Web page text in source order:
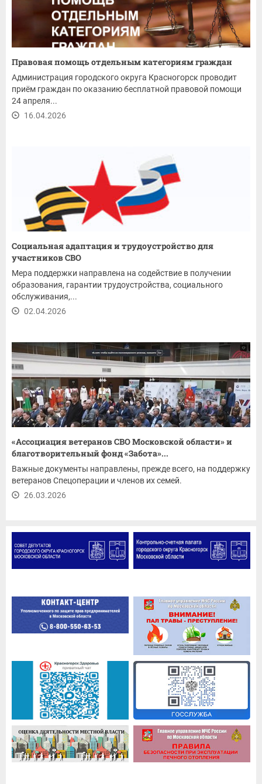
Правовая помощь отдельным категориям граждан
Администрация городского округа Красногорск проводит
приём граждан по оказанию бесплатной правовой помощи
24 апреля...
16.04.2026
Социальная адаптация и трудоустройство для
участников СВО
Мера поддержки направлена на содействие в получении
образования, гарантии трудоустройства, социального
обслуживания,...
02.04.2026
«Ассоциация ветеранов СВО Московской области» и
благотворительный фонд «Забота»...
Важные документы направлены, прежде всего, на поддержку
ветеранов Спецоперации и членов их семей.
26.03.2026